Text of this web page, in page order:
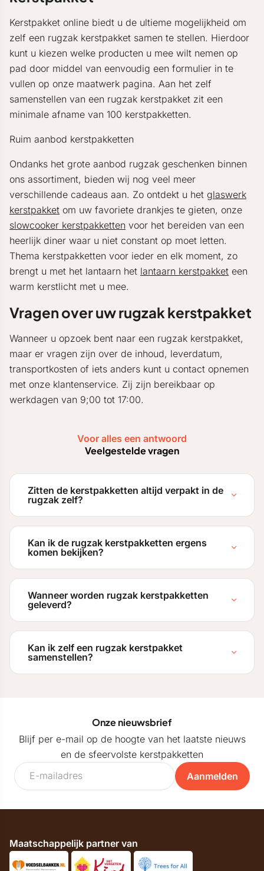
Kerstpakket online biedt u de ultieme mogelijkheid om
zelf een rugzak kerstpakket samen te stellen. Hierdoor
kunt u kiezen welke producten u mee wilt nemen op
pad door middel van eenvoudig een formulier in te
vullen op onze maatwerk pagina. Aan het zelf
samenstellen van een rugzak kerstpakket zit een
minimale afname van 100 kerstpakketten.
Ruim aanbod kerstpakketten
Ondanks het grote aanbod rugzak geschenken binnen
ons assortiment, bieden wij nog veel meer
verschillende cadeaus aan. Zo ontdekt u het glaswerk
kerstpakket om uw favoriete drankjes te gieten, onze
slowcooker kerstpakketten voor het bereiden van een
heerlijk diner waar u niet constant op moet letten.
Thema kerstpakketten voor ieder en elk moment, zo
brengt u met het lantaarn het lantaarn kerstpakket een
warm kerstlicht met u mee.
Vragen over uw rugzak kerstpakket
Wanneer u opzoek bent naar een rugzak kerstpakket,
maar er vragen zijn over de inhoud, leverdatum,
transportkosten of iets anders kunt u contact opnemen
met onze klantenservice. Zij zijn bereikbaar op
werkdagen van 9;00 tot 17:00.
Voor alles een antwoord
Veelgestelde vragen
Zitten de kerstpakketten altijd verpakt in de
rugzak zelf?
Kan ik de rugzak kerstpakketten ergens
komen bekijken?
Wanneer worden rugzak kerstpakketten
geleverd?
Kan ik zelf een rugzak kerstpakket
samenstellen?
Onze nieuwsbrief
Blijf per e-mail op de hoogte van het laatste nieuws
en de sfeervolste kerstpakketten
Aanmelden
Maatschappelijk partner van